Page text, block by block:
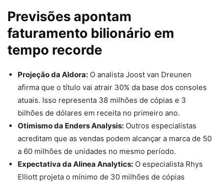
Previsões apontam
faturamento bilionário em
tempo recorde
Projeção da Aldora: O analista Joost van Dreunen
afirma que o título vai atrair 30% da base dos consoles
atuais. Isso representa 38 milhões de cópias e 3
bilhões de dólares em receita no primeiro ano.
Otimismo da Enders Analysis: Outros especialistas
acreditam que as vendas podem alcançar a marca de 50
a 60 milhões de unidades no mesmo período.
Expectativa da Alinea Analytics: O especialista Rhys
Elliott projeta o mínimo de 30 milhões de cópias